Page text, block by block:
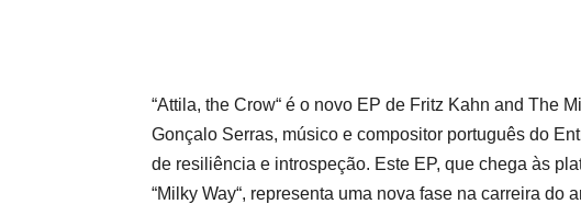
“Attila, the Crow“ é o novo EP de Fritz Kahn and The
Gonçalo Serras, músico e compositor português do
de resiliência e introspeção. Este EP, que chega às
“Milky Way“, representa uma nova fase na carreira do